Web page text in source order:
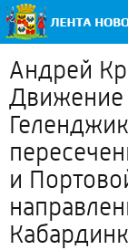
Андрей
Движение
и